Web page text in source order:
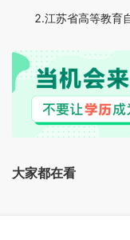
2.江苏省高等教育
大家都在看